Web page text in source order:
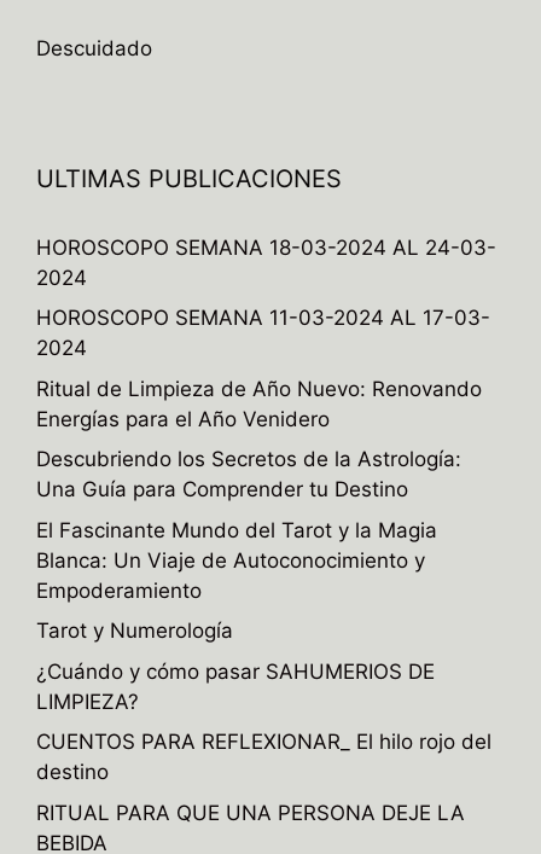
Descuidado
ULTIMAS PUBLICACIONES
HOROSCOPO SEMANA 18-03-2024 AL 24-03-
2024
HOROSCOPO SEMANA 11-03-2024 AL 17-03-
2024
Ritual de Limpieza de Año Nuevo: Renovando
Energías para el Año Venidero
Descubriendo los Secretos de la Astrología:
Una Guía para Comprender tu Destino
El Fascinante Mundo del Tarot y la Magia
Blanca: Un Viaje de Autoconocimiento y
Empoderamiento
Tarot y Numerología
¿Cuándo y cómo pasar SAHUMERIOS DE
LIMPIEZA?
CUENTOS PARA REFLEXIONAR_ El hilo rojo del
destino
RITUAL PARA QUE UNA PERSONA DEJE LA
BEBIDA